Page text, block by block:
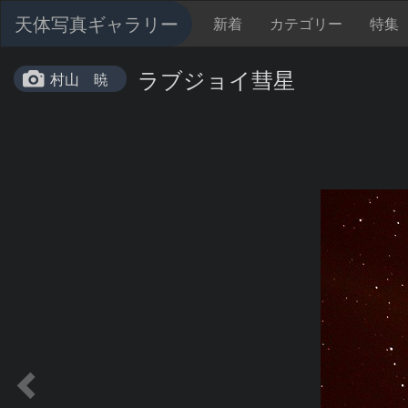
天体写真ギャラリー 新着 カテゴリー 特集
村山 暁 ラブジョイ彗星